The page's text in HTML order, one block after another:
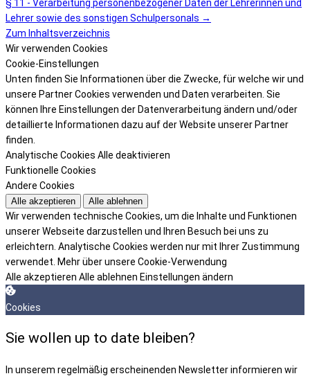
§ 11 - Verarbeitung personenbezogener Daten der Lehrerinnen und
Lehrer sowie des sonstigen Schulpersonals →
Zum Inhaltsverzeichnis
Wir verwenden Cookies
Cookie-Einstellungen
Unten finden Sie Informationen über die Zwecke, für welche wir und
unsere Partner Cookies verwenden und Daten verarbeiten. Sie
können Ihre Einstellungen der Datenverarbeitung ändern und/oder
detaillierte Informationen dazu auf der Website unserer Partner
finden.
Analytische Cookies Alle deaktivieren
Funktionelle Cookies
Andere Cookies
Alle akzeptieren Alle ablehnen
Wir verwenden technische Cookies, um die Inhalte und Funktionen
unserer Webseite darzustellen und Ihren Besuch bei uns zu
erleichtern. Analytische Cookies werden nur mit Ihrer Zustimmung
verwendet. Mehr über unsere Cookie-Verwendung
Alle akzeptieren Alle ablehnen Einstellungen ändern
Cookies
Sie wollen up to date bleiben?
In unserem regelmäßig erscheinenden Newsletter informieren wir